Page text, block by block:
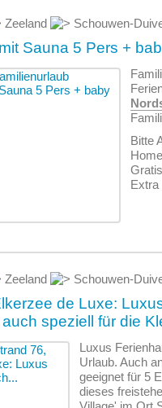
Zeeland Schouwen-
Sauna 5 Pers +
Bitte
Extra
Zeeland Schouwen-
de Luxe:
speziell für die
Luxus
Urlaub. Auch
geeignet für 5
dieses